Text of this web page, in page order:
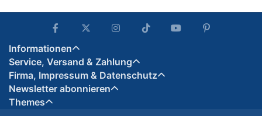
Informationen
Service, Versand & Zahlung
Firma, Impressum & Datenschutz
Newsletter abonnieren
Themes